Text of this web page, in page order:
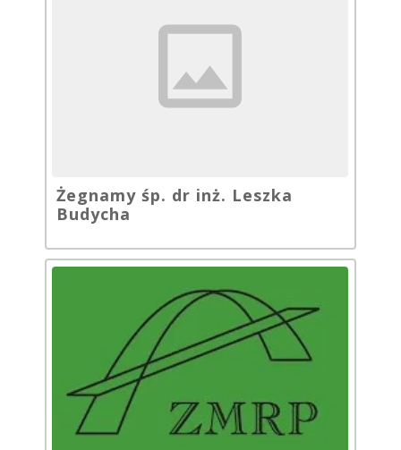
Żegnamy śp. dr inż. Leszka
Budycha